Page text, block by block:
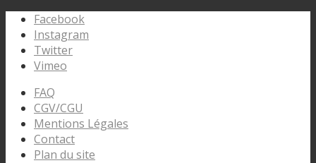
Facebook
Instagram
Twitter
Vimeo
FAQ
CGV/CGU
Mentions Légales
Contact
Plan du site